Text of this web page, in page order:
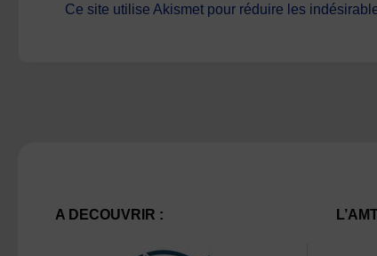
Ce site utilise Akismet pour réduire les
A DECOUVRIR :